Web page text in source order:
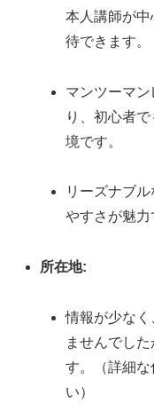
本人講師が
待できます。
マンツーマ
り、初心者
境です。
リーズナブ
やすさが魅力
所在地:
情報が少な
ませんでし
す。（詳細
い）